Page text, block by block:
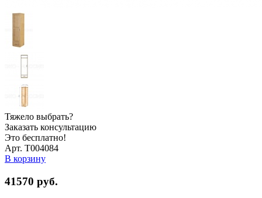
Тяжело выбрать?
Заказать консультацию
Это бесплатно!
Арт. Т004084
В корзину
41570 руб.